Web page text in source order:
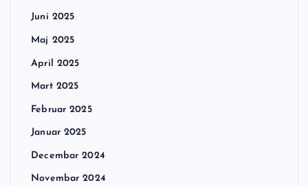
Juni 2025
Maj 2025
April 2025
Mart 2025
Februar 2025
Januar 2025
Decembar 2024
Novembar 2024